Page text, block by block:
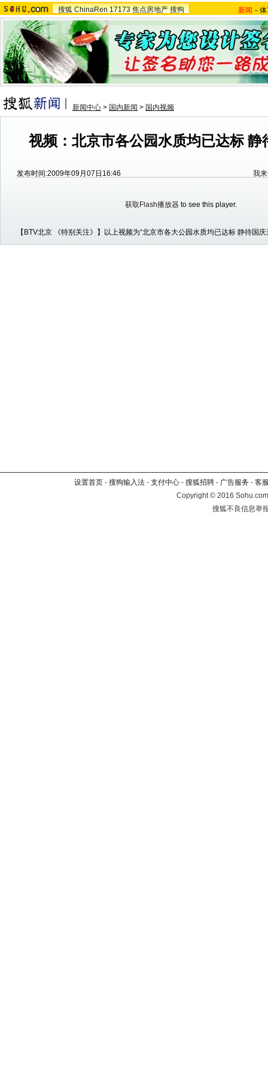
搜狐 ChinaRen 17173 焦点房地产 搜狗 新闻 -
新闻中心 > 国内新闻 > 国内视频
视频：北京市各公园水质均已达标 静
发布时间:2009年09月07日16:46 我
获取Flash播放器 to see this player.
【BTV北京 《特别关注》】以上视频为“北京市各大公园水质均已达标 静待国
设置首页 - 搜狗输入法 - 支付中心 - 搜狐招聘 - 广告服务 - 客
Copyright©2016
搜狐不良信息举